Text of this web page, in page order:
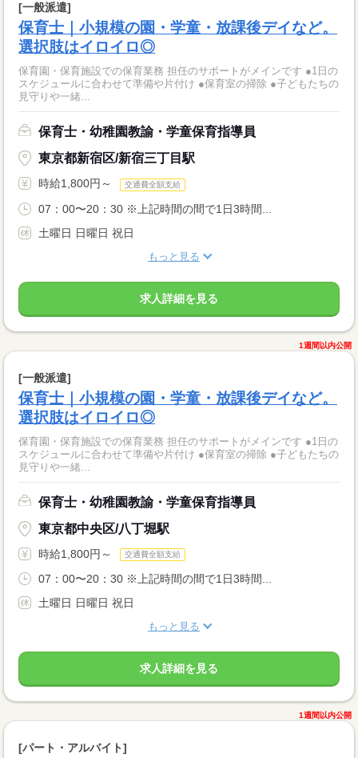
[一般派遣]
保育士｜小規模の園・学童・放課後デイなど。
選択肢はイロイロ◎
保育園・保育施設での保育業務 担任のサポートがメインです ●1日の
スケジュールに合わせて準備や片付け ●保育室の掃除 ●子どもたちの
見守りや一緒...
保育士・幼稚園教諭・学童保育指導員
東京都新宿区/新宿三丁目駅
時給1,800円～ 交通費全額支給
07：00〜20：30 ※上記時間の間で1日3時間...
土曜日 日曜日 祝日
もっと見る
求人詳細を見る
1週間以内公開
[一般派遣]
保育士｜小規模の園・学童・放課後デイなど。
選択肢はイロイロ◎
保育園・保育施設での保育業務 担任のサポートがメインです ●1日の
スケジュールに合わせて準備や片付け ●保育室の掃除 ●子どもたちの
見守りや一緒...
保育士・幼稚園教諭・学童保育指導員
東京都中央区/八丁堀駅
時給1,800円～ 交通費全額支給
07：00〜20：30 ※上記時間の間で1日3時間...
土曜日 日曜日 祝日
もっと見る
求人詳細を見る
1週間以内公開
[パート・アルバイト]